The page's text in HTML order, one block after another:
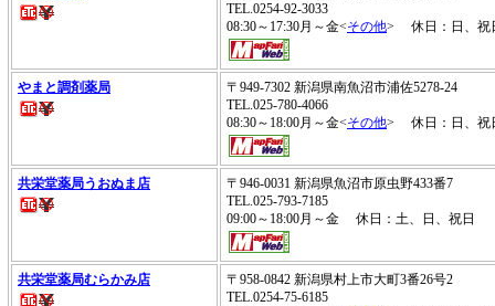
TEL.0254-92-3033
08:30～17:30月～金<その他> 休日：日、祝
やまと調剤薬局
〒949-7302 新潟県南魚沼市浦佐5278-24
TEL.025-780-4066
08:30～18:00月～金<その他> 休日：日、祝
共栄堂薬局うおぬま店
〒946-0031 新潟県魚沼市原虫野433番7
TEL.025-793-7185
09:00～18:00月～金 休日：土、日、祝日
共栄堂薬局むらかみ店
〒958-0842 新潟県村上市大町3番26号2
TEL.0254-75-6185